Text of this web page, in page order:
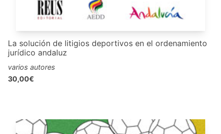
La solución de litigios deportivos en el ordenamiento
jurídico andaluz
varios autores
30,00€